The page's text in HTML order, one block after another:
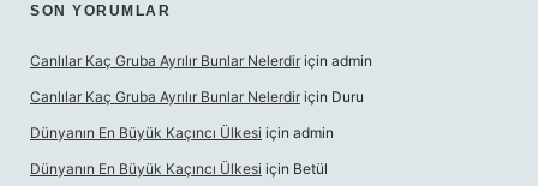
SON YORUMLAR
Canlılar Kaç Gruba Ayrılır Bunlar Nelerdir için admin
Canlılar Kaç Gruba Ayrılır Bunlar Nelerdir için Duru
Dünyanın En Büyük Kaçıncı Ülkesi için admin
Dünyanın En Büyük Kaçıncı Ülkesi için Betül